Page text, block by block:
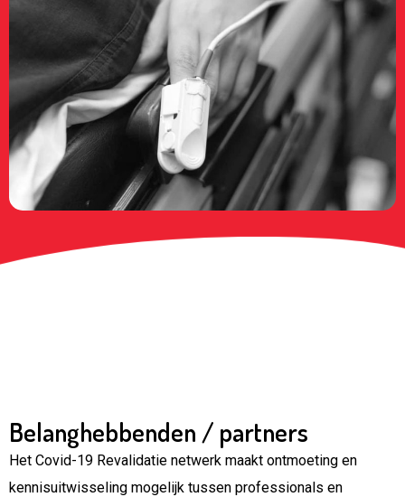
Belanghebbenden / partners
Het Covid-19 Revalidatie netwerk maakt ontmoeting en
kennisuitwisseling mogelijk tussen professionals en